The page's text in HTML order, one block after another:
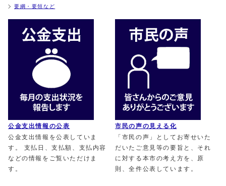
要綱・要領など
公金支出情報の公表
公金支出情報を公表していま
す。 支払日、支払額、支払内容
などの情報をご覧いただけま
す。
市民の声の見える化
「市民の声」としてお寄せいた
だいたご意見等の要旨と、それ
に対する本市の考え方を、原
則、全件公表しています。